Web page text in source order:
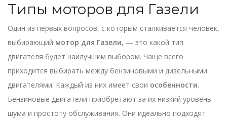
Типы моторов для Газели
Один из первых вопросов, с которым сталкивается человек,
выбирающий мотор для Газели, — это какой тип
двигателя будет наилучшим выбором. Чаще всего
приходится выбирать между бензиновыми и дизельными
двигателями. Каждый из них имеет свои особенности.
Бензиновые двигатели приобретают за их низкий уровень
шума и простоту обслуживания. Они идеально подходят